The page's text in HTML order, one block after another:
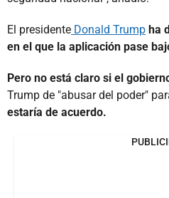
El presidente Donald Trump ha
en el que la aplicación pase
Pero no está claro si el
Trump de "abusar del poder"
estaría de acuerdo.